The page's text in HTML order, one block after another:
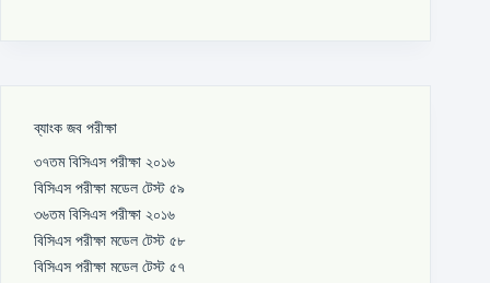
ব্যাংক জব পরীক্ষা
৩৭তম বিসিএস পরীক্ষা ২০১৬
বিসিএস পরীক্ষা মডেল টেস্ট ৫৯
৩৬তম বিসিএস পরীক্ষা ২০১৬
বিসিএস পরীক্ষা মডেল টেস্ট ৫৮
বিসিএস পরীক্ষা মডেল টেস্ট ৫৭